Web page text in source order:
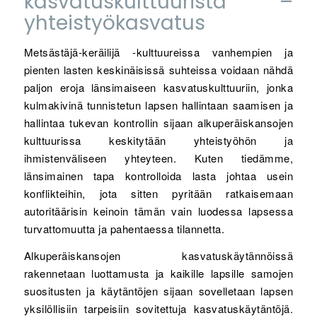
yhteistyökasvatus
Metsästäjä-keräilijä -kulttuureissa vanhempien ja
pienten lasten keskinäisissä suhteissa voidaan nähdä
paljon eroja länsimaiseen kasvatuskulttuuriin, jonka
kulmakivinä tunnistetun lapsen hallintaan saamisen ja
hallintaa tukevan kontrollin sijaan alkuperäiskansojen
kulttuurissa keskitytään yhteistyöhön ja
ihmistenväliseen yhteyteen. Kuten tiedämme,
länsimainen tapa kontrolloida lasta johtaa usein
konflikteihin, jota sitten pyritään ratkaisemaan
autoritäärisin keinoin tämän vain luodessa lapsessa
turvattomuutta ja pahentaessa tilannetta.
Alkuperäiskansojen kasvatuskäytännöissä
rakennetaan luottamusta ja kaikille lapsille samojen
suositusten ja käytäntöjen sijaan sovelletaan lapsen
yksilöllisiin tarpeisiin sovitettuja kasvatuskäytäntöjä.